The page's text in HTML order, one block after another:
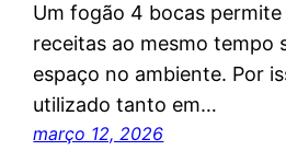
Um fogão 4 bocas
receitas ao mesmo tempo
espaço no ambiente. Por
utilizado tanto em…
março 12, 2026